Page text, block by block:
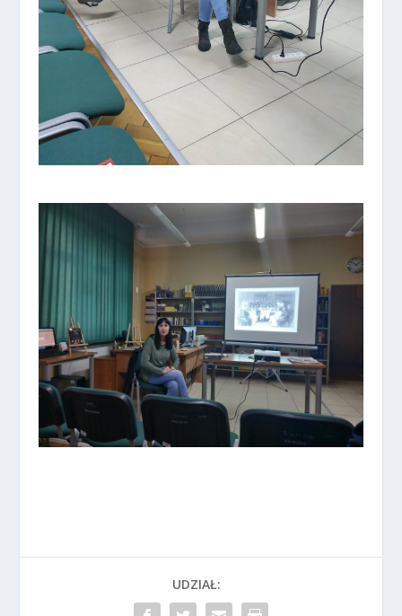
UDZIAŁ: